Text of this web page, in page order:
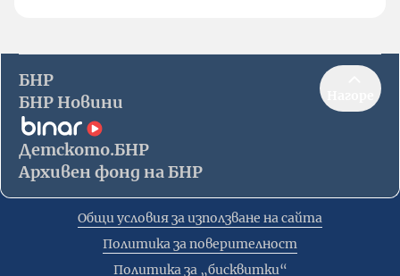
БНР
БНР Новини
Детското.БНР
Архивен фонд на БНР
Общи условия за използване на сайта
Политика за поверителност
Политика за „бисквитки“